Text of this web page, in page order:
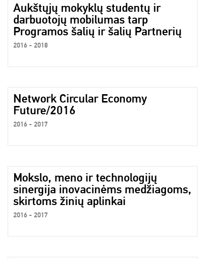
Aukštųjų mokyklų studentų ir
darbuotojų mobilumas tarp
Programos šalių ir šalių Partnerių
2016 - 2018
Network Circular Economy
Future/2016
2016 - 2017
Mokslo, meno ir technologijų
sinergija inovacinėms medžiagoms,
skirtoms žinių aplinkai
2016 - 2017